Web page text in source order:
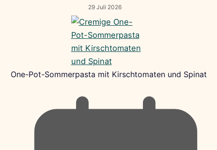
29 Juli 2026
One-Pot-Sommerpasta mit Kirschtomaten und Spinat